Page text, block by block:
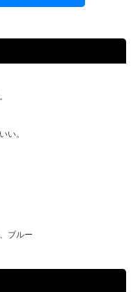
い。
ブルー